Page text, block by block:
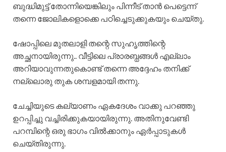
ബുദ്ധിമുട്ട് തോന്നിയെങ്കിലും പിന്നീട് താൻ പെട്ടെന്ന്
തന്നെ ജോലികളൊക്കെ പഠിച്ചെടുക്കുകയും ചെയ്തു.
ഷോപ്പിലെ മുതലാളി തന്റെ സുഹൃത്തിന്റെ
അച്ഛനായിരുന്നു.. വീട്ടിലെ പ്രാരബ്ധങ്ങൾ എല്ലാം
അറിയാവുന്നതുകൊണ്ട് തന്നെ അദ്ദേഹം തനിക്ക്
നല്ലൊരു തുക ശമ്പളമായി തന്നു.
ചേച്ചിയുടെ കല്യാണം ഏകദേശം വാക്കു പറഞ്ഞു
ഉറപ്പിച്ചു വച്ചിരിക്കുകയായിരുന്നു. അതിനുവേണ്ടി
പറമ്പിന്റെ ഒരു ഭാഗം വിൽക്കാനും ഏർപ്പാടുകൾ
ചെയ്തിരുന്നു.